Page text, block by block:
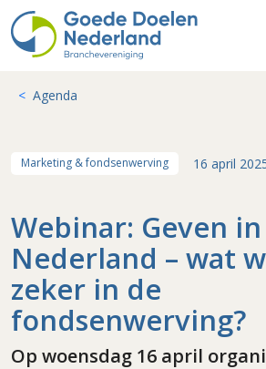
Agenda
Marketing & fondsenwerving 16 april
Webinar: Geven in
Nederland – wat
zeker in de
fondsenwerving?
Op woensdag 16 april